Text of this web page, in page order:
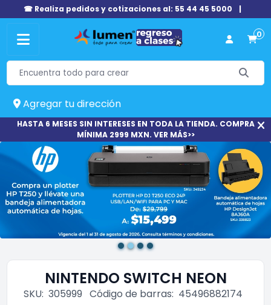
☎ Realiza pedidos y cotizaciones al: 55 44 45 5000 |
0
Agregar tu dirección
HASTA 6 MESES SIN INTERESES EN TODA LA TIENDA. COMPRA
MÍNIMA 2999 MXN. VER MÁS>>
NINTENDO SWITCH NEON
SKU: 305999 Código de barras: 45496882174